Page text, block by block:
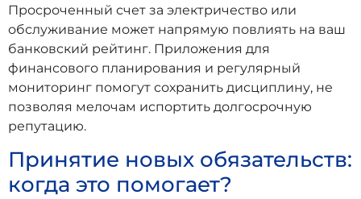
Просроченный счет за электричество или
обслуживание может напрямую повлиять на ваш
банковский рейтинг. Приложения для
финансового планирования и регулярный
мониторинг помогут сохранить дисциплину, не
позволяя мелочам испортить долгосрочную
репутацию.
Принятие новых обязательств:
когда это помогает?